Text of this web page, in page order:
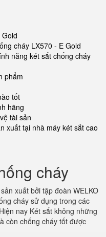
cháy LX570 - E Gold
năng két sắt chống cháy
phẩm
tốt
hãng
tài sản
xuất tại nhà máy két sắt cao
cháy
xuất bởi tập đoàn WELKO
cháy sử dụng trong các
nay Két sắt không những
còn chống cháy tốt được